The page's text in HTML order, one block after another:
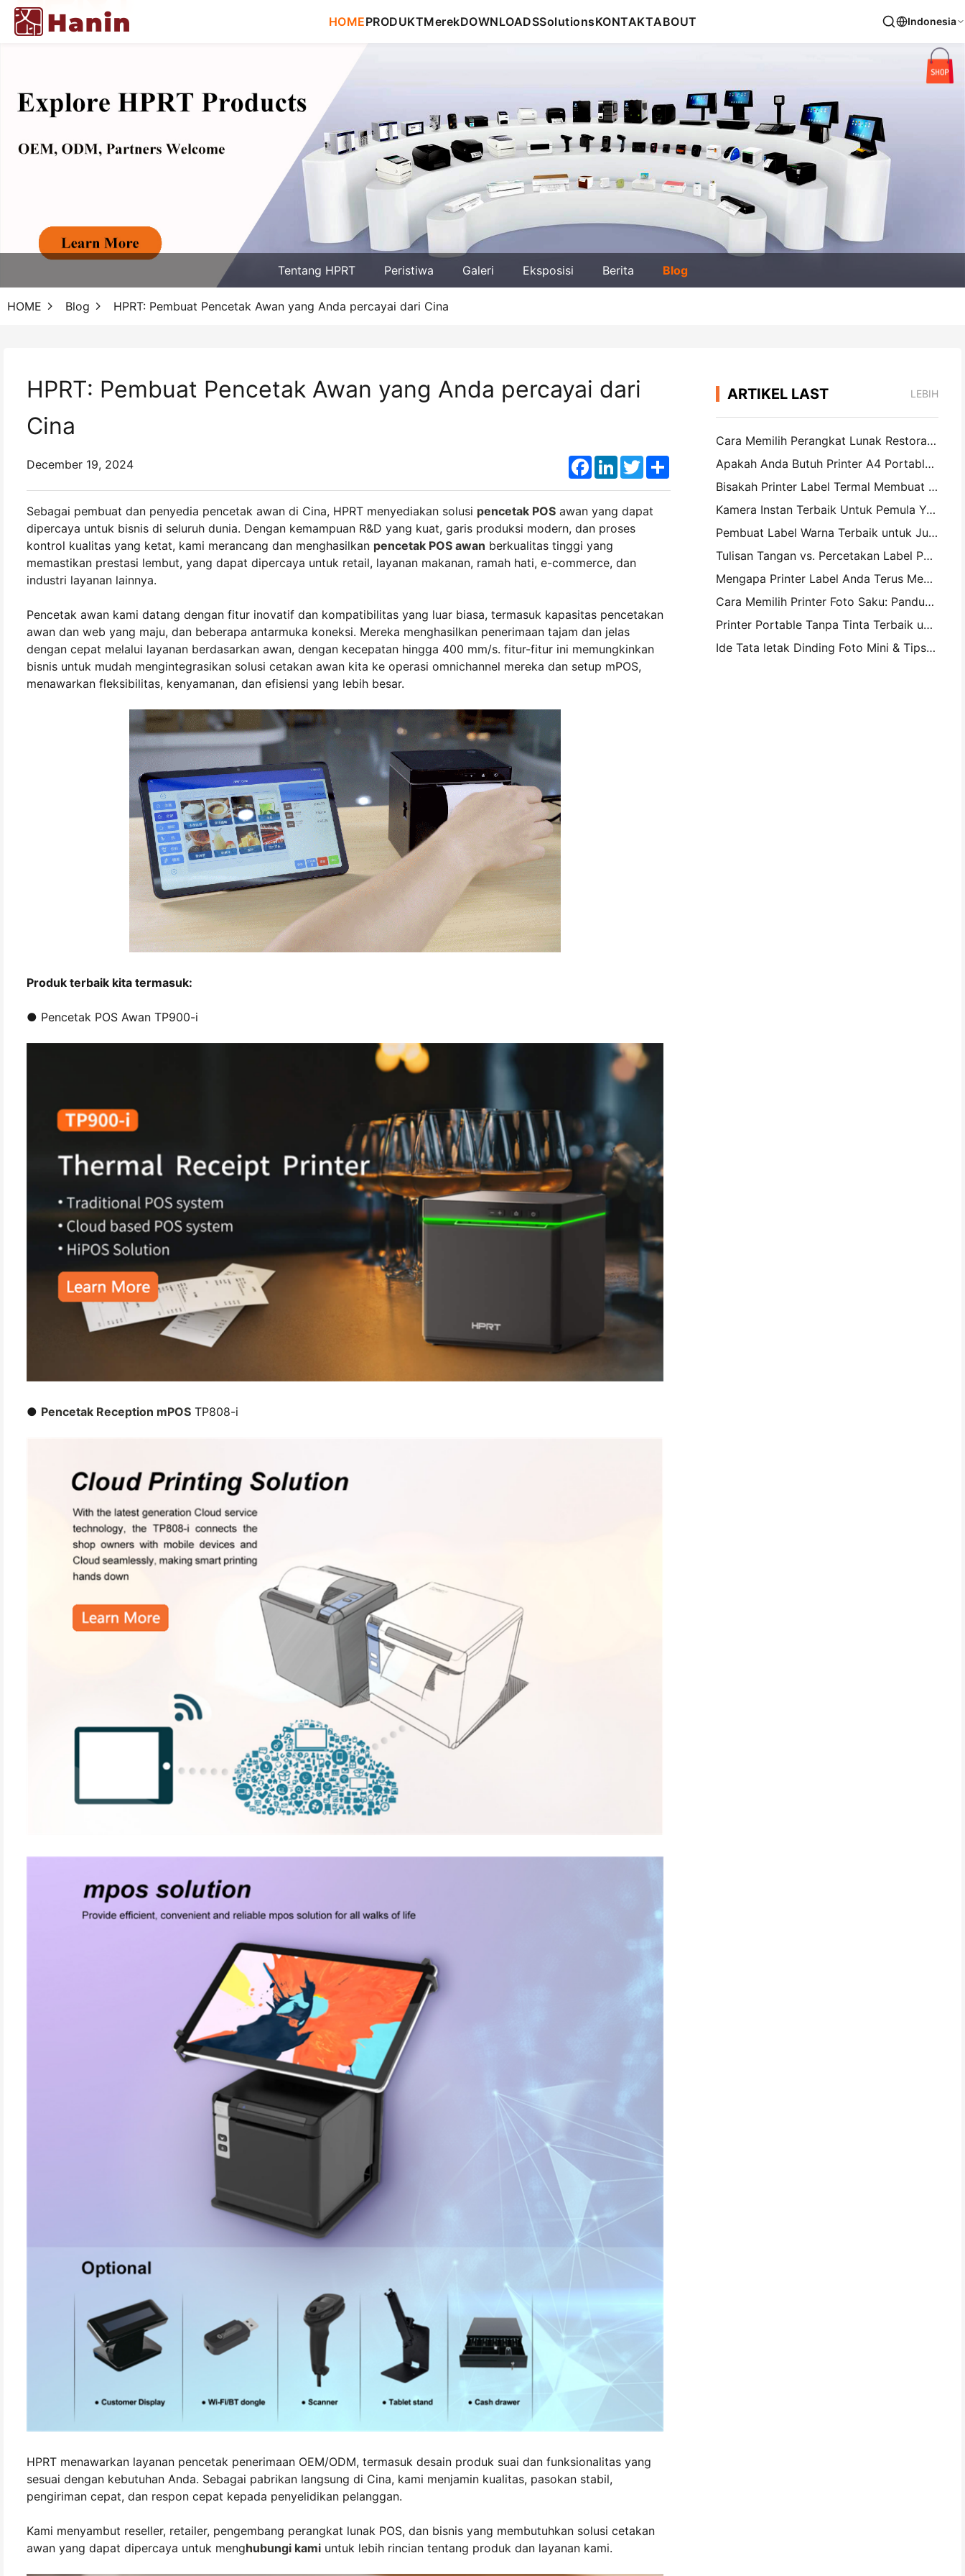
HOMEPRODUKTMerekDOWNLOADSSolutionsKONTAKTABOUT Indonesia
Tentang HPRT Peristiwa Galeri Eksposisi Berita Blog
HOME Blog HPRT: Pembuat Pencetak Awan yang Anda percayai dari Cina
HPRT: Pembuat Pencetak Awan yang Anda percayai dari
Cina
December 19, 2024 Facebook
LinkedInTwitterShare
Sebagai pembuat dan penyedia pencetak awan di Cina, HPRT menyediakan solusi pencetak POS awan yang dapat
dipercaya untuk bisnis di seluruh dunia. Dengan kemampuan R&D yang kuat, garis produksi modern, dan proses
kontrol kualitas yang ketat, kami merancang dan menghasilkan pencetak POS awan berkualitas tinggi yang
memastikan prestasi lembut, yang dapat dipercaya untuk retail, layanan makanan, ramah hati, e-commerce, dan
industri layanan lainnya.
Pencetak awan kami datang dengan fitur inovatif dan kompatibilitas yang luar biasa, termasuk kapasitas pencetakan
awan dan web yang maju, dan beberapa antarmuka koneksi. Mereka menghasilkan penerimaan tajam dan jelas
dengan cepat melalui layanan berdasarkan awan, dengan kecepatan hingga 400 mm/s. fitur-fitur ini memungkinkan
bisnis untuk mudah mengintegrasikan solusi cetakan awan kita ke operasi omnichannel mereka dan setup mPOS,
menawarkan fleksibilitas, kenyamanan, dan efisiensi yang lebih besar.
Produk terbaik kita termasuk:
● Pencetak POS Awan TP900-i
● Pencetak Reception mPOS TP808-i
HPRT menawarkan layanan pencetak penerimaan OEM/ODM, termasuk desain produk suai dan funksionalitas yang
sesuai dengan kebutuhan Anda. Sebagai pabrikan langsung di Cina, kami menjamin kualitas, pasokan stabil,
pengiriman cepat, dan respon cepat kepada penyelidikan pelanggan.
Kami menyambut reseller, retailer, pengembang perangkat lunak POS, dan bisnis yang membutuhkan solusi cetakan
awan yang dapat dipercaya untuk menghubungi kami untuk lebih rincian tentang produk dan layanan kami.
ARTIKEL LAST LEBIH
Cara Memilih Perangkat Lunak Restoran yang Tepat untuk Restoran Kecil atau Midsize Anda
Apakah Anda Butuh Printer A4 Portable untuk Faktur Gudang? Apa yang sebenarnya bekerja
Bisakah Printer Label Termal Membuat Label Tahan Air untuk Produk Bisnis Kecil?
Kamera Instan Terbaik Untuk Pemula Yang Tidak Ingin Membuang Kertas
Pembuat Label Warna Terbaik untuk Jurnal dan Scrapbooking: Tambahkan Lebih Banyak Warna ke Setiap Halaman
Tulisan Tangan vs. Percetakan Label Pengiriman: Tips untuk Bisnis Kecil di 2026
Mengapa Printer Label Anda Terus Mengganggu?
Cara Memilih Printer Foto Saku: Panduan Lengkap untuk Jurnal, Perjalanan, dan Pengguna iPhone
Printer Portable Tanpa Tinta Terbaik untuk Perjalanan, Sekolah, dan Kerja Mobile: Hanin MT620 Pro Review
Ide Tata letak Dinding Foto Mini & Tips untuk Dekorasi Kamar Tidur dan Asrama